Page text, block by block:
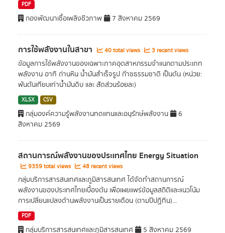
PDF
กองพัฒนาเชื้อเพลิงชีวภาพ 7 สิงหาคม 2569
การใช้พลังงานในสาขา 40 total views 3 recent views
ข้อมูลการใช้พลังงานของเฉพาะภาคอุตสาหกรรมจำแนกตามประเภท
พลังงาน อาทิ ถ่านหิน น้ำมันสำเร็จรูป ก๊าซธรรมชาติ เป็นต้น (หน่วย:
พันตันเทียบเท่าน้ำมันดิบ และ สัดส่วนร้อยละ)
XLSX CSV
กลุ่มองค์ความรู้พลังงานทดแทนและอนุรักษ์พลังงาน
6
สิงหาคม 2569
สถานการณ์พลังงานของประเทศไทย Energy Situation
9359 total views 48 recent views
กลุ่มบริการสารสนเทศและภูมิสารสนเทศ ได้จัดทำสถานการณ์
พลังงานของประเทศไทยเบื้องต้น เพื่อเผยแพร่ข้อมูลสถิติและแนวโน้ม
การเปลี่ยนแปลงด้านพลังงานเป็นรายเดือน (ตามปีปฏิทิน)...
PDF
กลุ่มบริการสารสนเทศและภูมิสารสนเทศ 5 สิงหาคม 2569